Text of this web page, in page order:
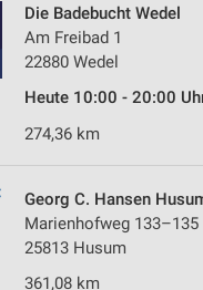
Die Badebucht Wedel
Am Freibad 1
22880 Wedel
Heute 10:00 - 20:00
274,36 km
Georg C. Hansen
Marienhofweg 133–135
25813 Husum
361,08 km
Standortdaten
aktiv angeforderten